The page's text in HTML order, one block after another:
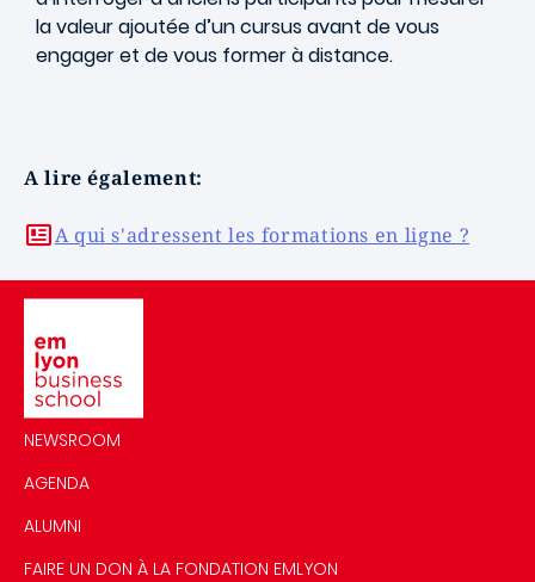
la valeur ajoutée d’un cursus avant de vous
engager et de vous former à distance.
A lire également:
A qui s'adressent les formations en ligne ?
NEWSROOM
AGENDA
ALUMNI
FAIRE UN DON À LA FONDATION EMLYON